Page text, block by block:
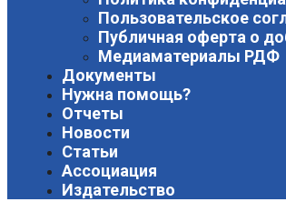
Пользовательское
Публичная оферта о
Медиаматериалы РДФ
Документы
Нужна помощь?
Отчеты
Новости
Статьи
Ассоциация
Издательство